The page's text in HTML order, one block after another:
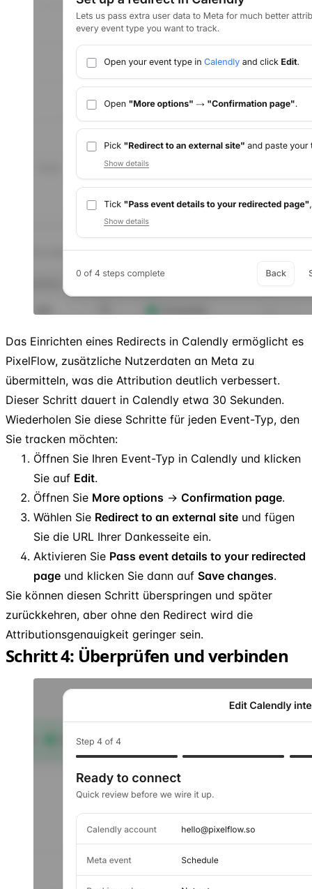
Das Einrichten eines Redirects in Calendly ermöglicht es
PixelFlow, zusätzliche Nutzerdaten an Meta zu
übermitteln, was die Attribution deutlich verbessert.
Dieser Schritt dauert in Calendly etwa 30 Sekunden.
Wiederholen Sie diese Schritte für jeden Event-Typ, den
Sie tracken möchten:
Öffnen Sie Ihren Event-Typ in Calendly und klicken
Sie auf Edit.
Öffnen Sie More options → Confirmation page.
Wählen Sie Redirect to an external site und fügen
Sie die URL Ihrer Dankesseite ein.
Aktivieren Sie Pass event details to your redirected
page und klicken Sie dann auf Save changes.
Sie können diesen Schritt überspringen und später
zurückkehren, aber ohne den Redirect wird die
Attributionsgenauigkeit geringer sein.
Schritt 4: Überprüfen und verbinden